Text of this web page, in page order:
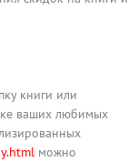
книги или
ваших любимых
можно